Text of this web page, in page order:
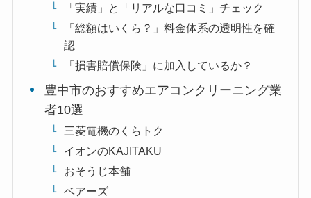
「実績」と「リアルな口コミ」チェック
「総額はいくら？」料金体系の透明性を確
認
「損害賠償保険」に加入しているか？
豊中市のおすすめエアコンクリーニング業
者10選
三菱電機のくらトク
イオンのKAJITAKU
おそうじ本舗
ベアーズ